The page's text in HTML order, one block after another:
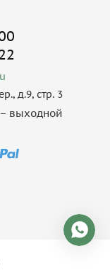
д.9, стр. 3
выходной